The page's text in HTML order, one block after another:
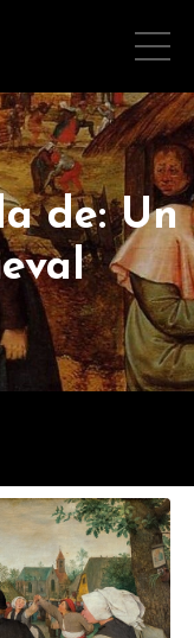
de: Un